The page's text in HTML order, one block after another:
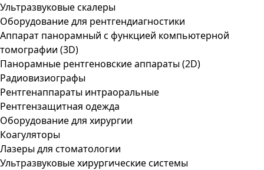
Ультразвуковые скалеры
Оборудование для рентгендиагностики
Аппарат панорамный с функцией компьютерной
томографии (3D)
Панорамные рентгеновские аппараты (2D)
Радиовизиографы
Рентгенаппараты интраоральные
Рентгензащитная одежда
Оборудование для хирургии
Коагуляторы
Лазеры для стоматологии
Ультразвуковые хирургические системы